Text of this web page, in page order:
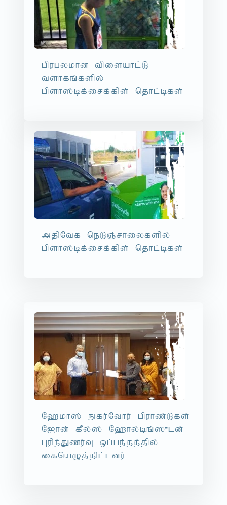
gpugykhd tpisahl;L
tshfq;fspy;
gpsh];bf;irf;fps; njhl;bfs;
mjpNtf neLQ;rhiyfspy;
gpsh];bf;irf;fps; njhl;bfs;
N`kh]; Efu;Nthu; gpuhz;Lfs;
N[hd; fPy;]; N`hy;bq;]{ld;
Gupe;Jzu;T xg;ge;jj;jpy;
ifnaOj;jpl;ldu;